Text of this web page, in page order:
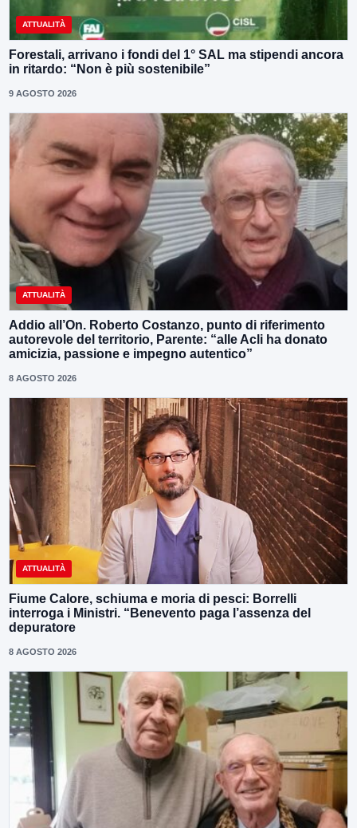
ATTUALITÀ
Forestali, arrivano i fondi del 1° SAL ma stipendi ancora
in ritardo: “Non è più sostenibile”
9 AGOSTO 2026
ATTUALITÀ
Addio all’On. Roberto Costanzo, punto di riferimento
autorevole del territorio, Parente: “alle Acli ha donato
amicizia, passione e impegno autentico”
8 AGOSTO 2026
ATTUALITÀ
Fiume Calore, schiuma e moria di pesci: Borrelli
interroga i Ministri. “Benevento paga l’assenza del
depuratore
8 AGOSTO 2026